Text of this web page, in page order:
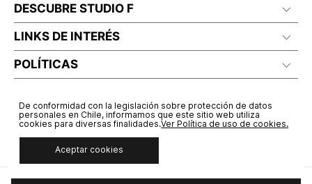
DESCUBRE STUDIO F
LINKS DE INTERÉS
POLÍTICAS
De conformidad con la legislación sobre protección de datos
personales en Chile, informamos que este sitio web utiliza
cookies para diversas finalidades.Ver Política de uso de cookies.
Aceptar cookies